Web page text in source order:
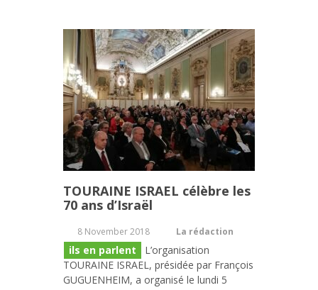
TOURAINE ISRAEL célèbre les
70 ans d’Israël
8 November 2018 La rédaction
ils en parlent
L’organisation
TOURAINE ISRAEL, présidée par François
GUGUENHEIM, a organisé le lundi 5